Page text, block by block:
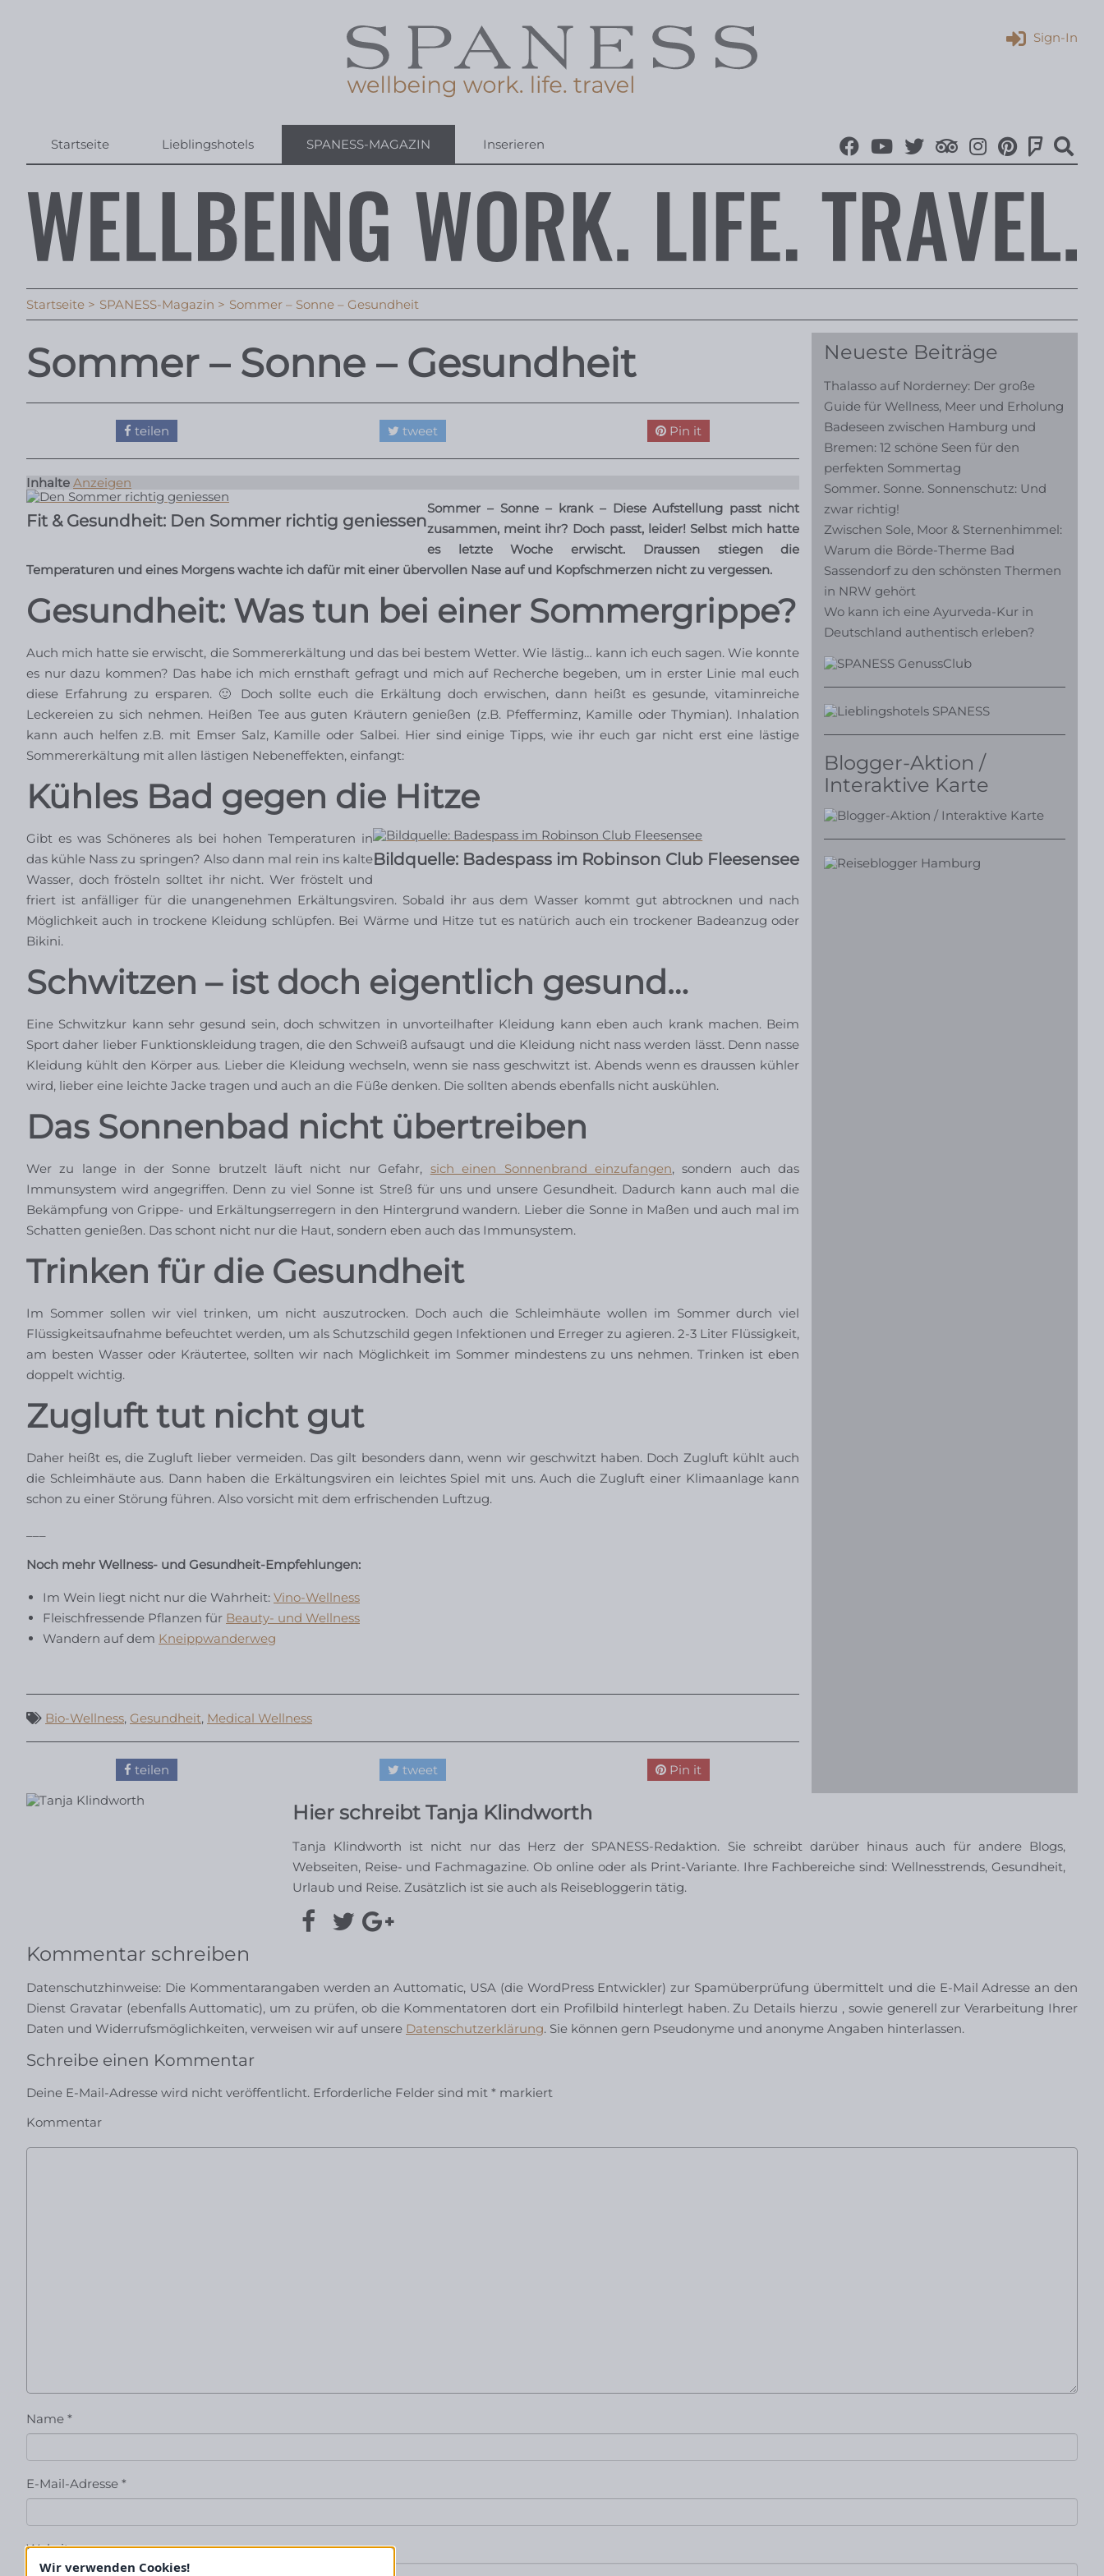
Startseite Lieblingshotels SPANESS-MAGAZIN Inserieren
Sign-In
Startseite SPANESS-Magazin Sommer – Sonne – Gesundheit
Sommer – Sonne – Gesundheit
teilen tweet Pin it
Inhalte Anzeigen
Fit & Gesundheit: Den Sommer richtig geniessen
Sommer – Sonne – krank – Diese Aufstellung passt nicht
zusammen, meint ihr? Doch passt, leider! Selbst mich hatte
es letzte Woche erwischt. Draussen stiegen die
Temperaturen und eines Morgens wachte ich dafür mit einer übervollen Nase auf und Kopfschmerzen nicht zu vergessen.
Gesundheit: Was tun bei einer Sommergrippe?
Auch mich hatte sie erwischt, die Sommererkältung und das bei bestem Wetter. Wie lästig… kann ich euch sagen. Wie konnte
es nur dazu kommen? Das habe ich mich ernsthaft gefragt und mich auf Recherche begeben, um in erster Linie mal euch
diese Erfahrung zu ersparen. 🙂 Doch sollte euch die Erkältung doch erwischen, dann heißt es gesunde, vitaminreiche
Leckereien zu sich nehmen. Heißen Tee aus guten Kräutern genießen (z.B. Pfefferminz, Kamille oder Thymian). Inhalation
kann auch helfen z.B. mit Emser Salz, Kamille oder Salbei. Hier sind einige Tipps, wie ihr euch gar nicht erst eine lästige
Sommererkältung mit allen lästigen Nebeneffekten, einfangt:
Kühles Bad gegen die Hitze
Bildquelle: Badespass im Robinson Club Fleesensee
Gibt es was Schöneres als bei hohen Temperaturen in
das kühle Nass zu springen? Also dann mal rein ins kalte
Wasser, doch frösteln solltet ihr nicht. Wer fröstelt und
friert ist anfälliger für die unangenehmen Erkältungsviren. Sobald ihr aus dem Wasser kommt gut abtrocknen und nach
Möglichkeit auch in trockene Kleidung schlüpfen. Bei Wärme und Hitze tut es natürich auch ein trockener Badeanzug oder
Bikini.
Schwitzen – ist doch eigentlich gesund…
Eine Schwitzkur kann sehr gesund sein, doch schwitzen in unvorteilhafter Kleidung kann eben auch krank machen. Beim
Sport daher lieber Funktionskleidung tragen, die den Schweiß aufsaugt und die Kleidung nicht nass werden lässt. Denn nasse
Kleidung kühlt den Körper aus. Lieber die Kleidung wechseln, wenn sie nass geschwitzt ist. Abends wenn es draussen kühler
wird, lieber eine leichte Jacke tragen und auch an die Füße denken. Die sollten abends ebenfalls nicht auskühlen.
Das Sonnenbad nicht übertreiben
Wer zu lange in der Sonne brutzelt läuft nicht nur Gefahr, sich einen Sonnenbrand einzufangen, sondern auch das
Immunsystem wird angegriffen. Denn zu viel Sonne ist Streß für uns und unsere Gesundheit. Dadurch kann auch mal die
Bekämpfung von Grippe- und Erkältungserregern in den Hintergrund wandern. Lieber die Sonne in Maßen und auch mal im
Schatten genießen. Das schont nicht nur die Haut, sondern eben auch das Immunsystem.
Trinken für die Gesundheit
Im Sommer sollen wir viel trinken, um nicht auszutrocken. Doch auch die Schleimhäute wollen im Sommer durch viel
Flüssigkeitsaufnahme befeuchtet werden, um als Schutzschild gegen Infektionen und Erreger zu agieren. 2-3 Liter Flüssigkeit,
am besten Wasser oder Kräutertee, sollten wir nach Möglichkeit im Sommer mindestens zu uns nehmen. Trinken ist eben
doppelt wichtig.
Zugluft tut nicht gut
Daher heißt es, die Zugluft lieber vermeiden. Das gilt besonders dann, wenn wir geschwitzt haben. Doch Zugluft kühlt auch
die Schleimhäute aus. Dann haben die Erkältungsviren ein leichtes Spiel mit uns. Auch die Zugluft einer Klimaanlage kann
schon zu einer Störung führen. Also vorsicht mit dem erfrischenden Luftzug.
Noch mehr Wellness- und Gesundheit-Empfehlungen:
Im Wein liegt nicht nur die Wahrheit: Vino-Wellness
Fleischfressende Pflanzen für Beauty- und Wellness
Wandern auf dem Kneippwanderweg
Bio-Wellness, Gesundheit, Medical Wellness
teilen tweet Pin it
Neueste Beiträge
Thalasso auf Norderney: Der große
Guide für Wellness, Meer und Erholung
Badeseen zwischen Hamburg und
Bremen: 12 schöne Seen für den
perfekten Sommertag
Sommer. Sonne. Sonnenschutz: Und
zwar richtig!
Zwischen Sole, Moor & Sternenhimmel:
Warum die Börde-Therme Bad
Sassendorf zu den schönsten Thermen
in NRW gehört
Wo kann ich eine Ayurveda-Kur in
Deutschland authentisch erleben?
Blogger-Aktion /
Interaktive Karte
Hier schreibt Tanja Klindworth
Tanja Klindworth ist nicht nur das Herz der SPANESS-Redaktion. Sie schreibt darüber hinaus auch für andere Blogs,
Webseiten, Reise- und Fachmagazine. Ob online oder als Print-Variante. Ihre Fachbereiche sind: Wellnesstrends, Gesundheit,
Urlaub und Reise. Zusätzlich ist sie auch als Reisebloggerin tätig.
Kommentar schreiben
Datenschutzhinweise: Die Kommentarangaben werden an Auttomatic, USA (die WordPress Entwickler) zur Spamüberprüfung übermittelt und die E-Mail Adresse an den
Dienst Gravatar (ebenfalls Auttomatic), um zu prüfen, ob die Kommentatoren dort ein Profilbild hinterlegt haben. Zu Details hierzu , sowie generell zur Verarbeitung Ihrer
Daten und Widerrufsmöglichkeiten, verweisen wir auf unsere Datenschutzerklärung. Sie können gern Pseudonyme und anonyme Angaben hinterlassen.
Schreibe einen Kommentar
Deine E-Mail-Adresse wird nicht veröffentlicht. Erforderliche Felder sind mit * markiert
Kommentar
Name *
E-Mail-Adresse *
Website
Wir verwenden Cookies!